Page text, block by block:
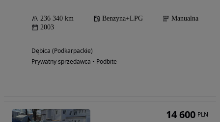
236 340 km Benzyna+LPG
Manualna
2003
Dębica (Podkarpackie)
Prywatny sprzedawca • Podbite
14 600 PLN